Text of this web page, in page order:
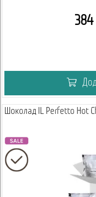
384
Шоколад IL Perfetto Hot